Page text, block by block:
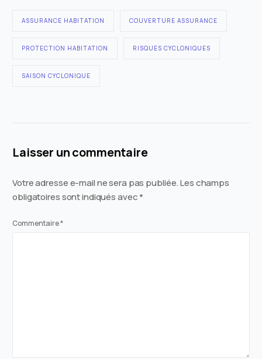
ASSURANCE HABITATION COUVERTURE ASSURANCE
PROTECTION HABITATION RISQUES CYCLONIQUES
SAISON CYCLONIQUE
Laisser un commentaire
Votre adresse e-mail ne sera pas publiée.Les champs
obligatoires sont indiqués avec*
Commentaire*